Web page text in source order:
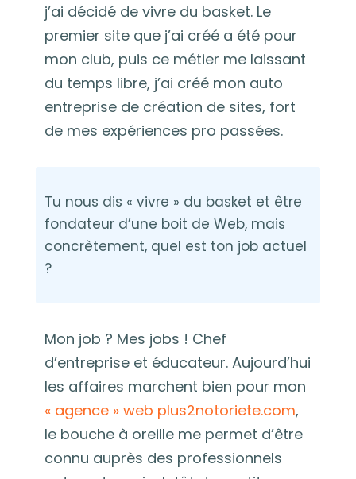
j’ai décidé de vivre du basket. Le
premier site que j’ai créé a été pour
mon club, puis ce métier me laissant
du temps libre, j’ai créé mon auto
entreprise de création de sites, fort
de mes expériences pro passées.
Tu nous dis « vivre » du basket et être
fondateur d’une boit de Web, mais
concrètement, quel est ton job actuel
?
Mon job ? Mes jobs ! Chef
d’entreprise et éducateur. Aujourd’hui
les affaires marchent bien pour mon
« agence » web plus2notoriete.com,
le bouche à oreille me permet d’être
connu auprès des professionnels